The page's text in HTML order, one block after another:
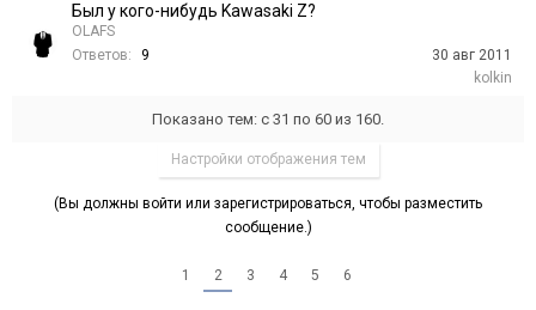
Был у кого-нибудь Kawasaki Z?
OLAFS
Ответов:
9
30 авг 2011
kolkin
Показано тем: с 31 по 60 из 160.
Настройки отображения тем
(Вы должны войти или зарегистрироваться, чтобы разместить
сообщение.)
1 2 3 4 5 6